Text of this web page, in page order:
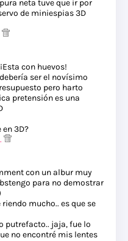
neta tuve que ir por
de miniespias 3D
con huevos!
ser el novísimo
pero harto
pretensión es una
en 3D?
con un albur muy
para no demostrar
mucho.. es que se
putrefacto.. jaja, fue lo
no encontré mis lentes